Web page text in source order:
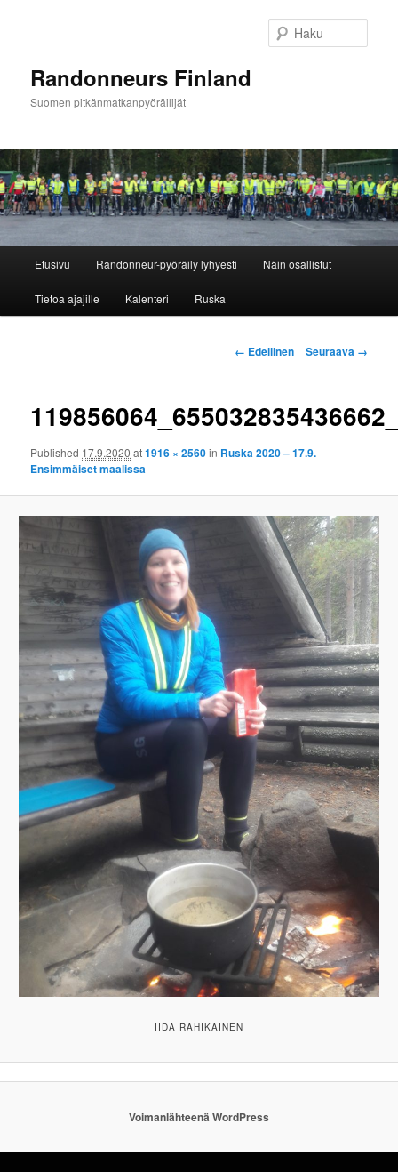
Randonneurs Finland
Suomen pitkänmatkanpyöräilijät
Etusivu Randonneur-pyöräily lyhyesti Näin osallistut
Tietoa ajajille Kalenteri Ruska
Kuvien
← Edellinen Seuraava →
Published 17.9.2020 at1916 × 2560in Ruska 2020 – 17.9.
Ensimmäiset maalissa
IIDA RAHIKAINEN
Voimanlähteenä WordPress